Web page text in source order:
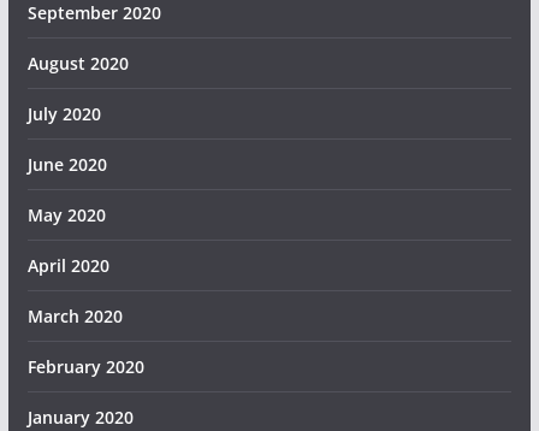
September 2020
August 2020
July 2020
June 2020
May 2020
April 2020
March 2020
February 2020
January 2020